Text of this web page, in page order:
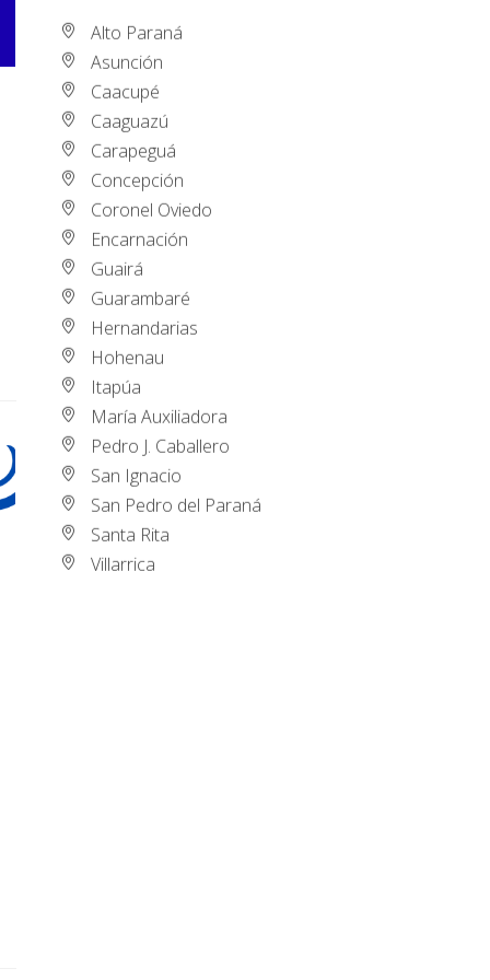
Alto Paraná
Asunción
Caacupé
Caaguazú
Carapeguá
Concepción
Coronel Oviedo
Encarnación
Guairá
Guarambaré
Hernandarias
Hohenau
Itapúa
María Auxiliadora
Pedro J. Caballero
San Ignacio
San Pedro del Paraná
Santa Rita
Villarrica